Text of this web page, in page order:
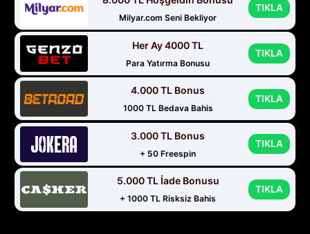
Milyar.com Seni Bekliyor
TIKLA
Her Ay 4000 TL
Para Yatırma Bonusu
TIKLA
4.000 TL Bonus
1000 TL Bedava Bahis
TIKLA
3.000 TL Bonus
+ 50 Freespin
TIKLA
5.000 TL İade Bonusu
+ 1000 TL Risksiz Bahis
TIKLA